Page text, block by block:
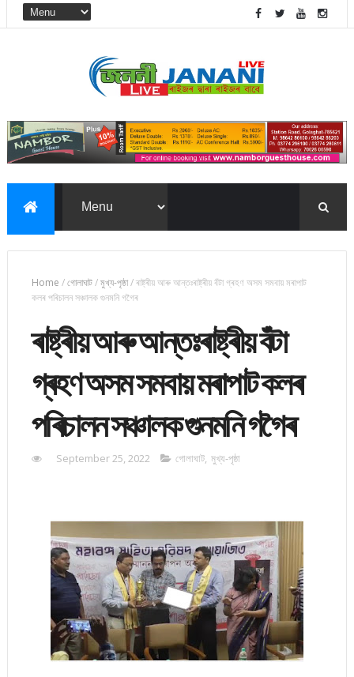
Home /গোলাঘাট/মুখ্য-পৃষ্ঠা/ৰাষ্ট্ৰীয় আৰু আন্তঃৰাষ্ট্ৰীয় বঁটা গ্ৰহণ অসম সমবায় মৰাপাট
কলৰ পৰিচালন সঞ্চালক গুনমনি গগৈৰ
ৰাষ্ট্ৰীয় আৰু আন্তঃৰাষ্ট্ৰীয় বঁটা
গ্ৰহণ অসম সমবায় মৰাপাট কলৰ
পৰিচালন সঞ্চালক গুনমনি গগৈৰ
September 25, 2022 গোলাঘাট, মুখ্য-পৃষ্ঠা